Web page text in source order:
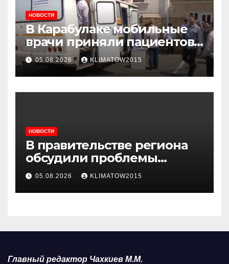
НОВОСТИ
В Карабулаке мобильные
врачи приняли пациентов
у стен мечети
05.08.2026 KLIMATOW2015
НОВОСТИ
В правительстве региона
обсудили проблемы
водоснабжения Карабулака
05.08.2026 KLIMATOW2015
Главный редактор Чахкиев М.М.